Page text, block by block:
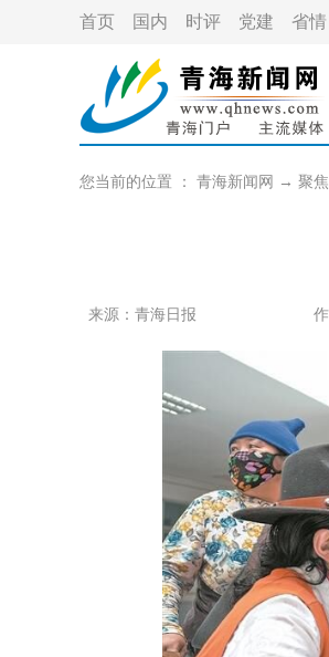
首页 国内 时评 党建 省情
您当前的位置 ： 青海新闻网 → 聚
来源：青海日报